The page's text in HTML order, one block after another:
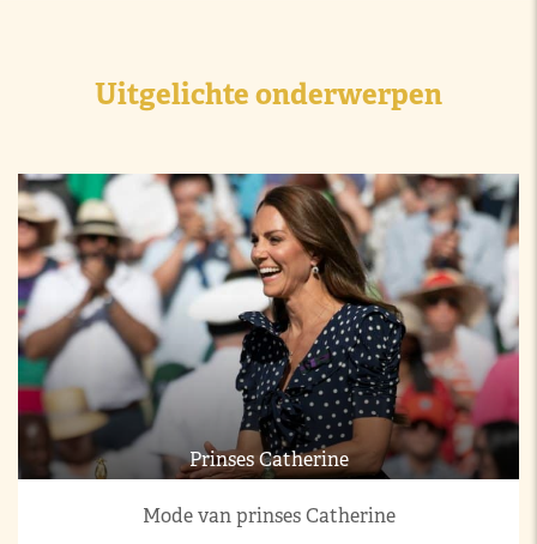
Uitgelichte onderwerpen
Prinses Catherine
Mode van prinses Catherine